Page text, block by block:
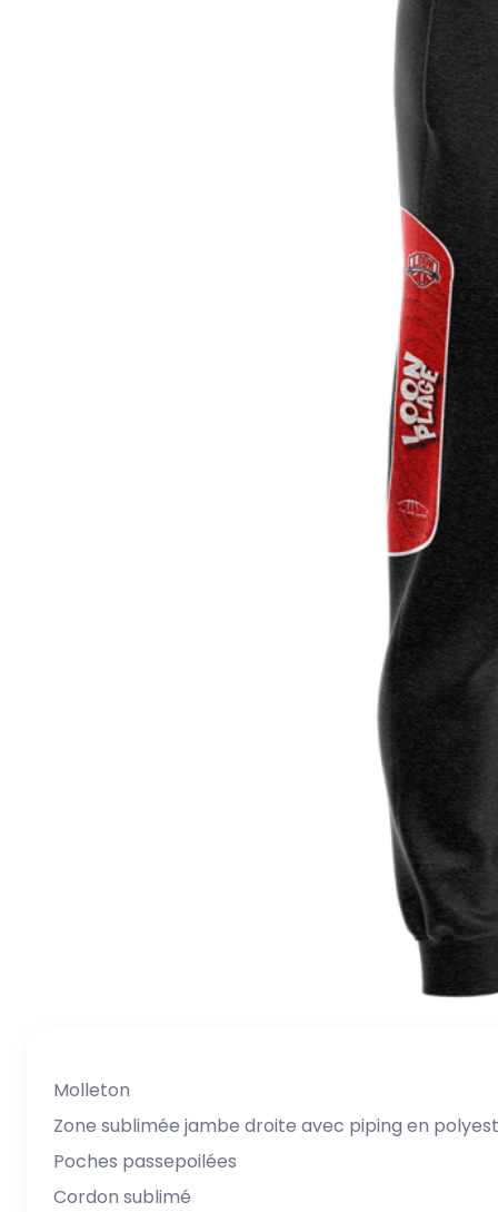
Molleton
Zone sublimée jambe droite avec piping en
Poches passepoilées
Cordon sublimé